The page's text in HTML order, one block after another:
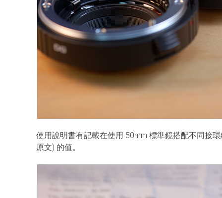
使用說明書有記載在使用 50mm 標準鏡搭配不同接
原文) 的值。